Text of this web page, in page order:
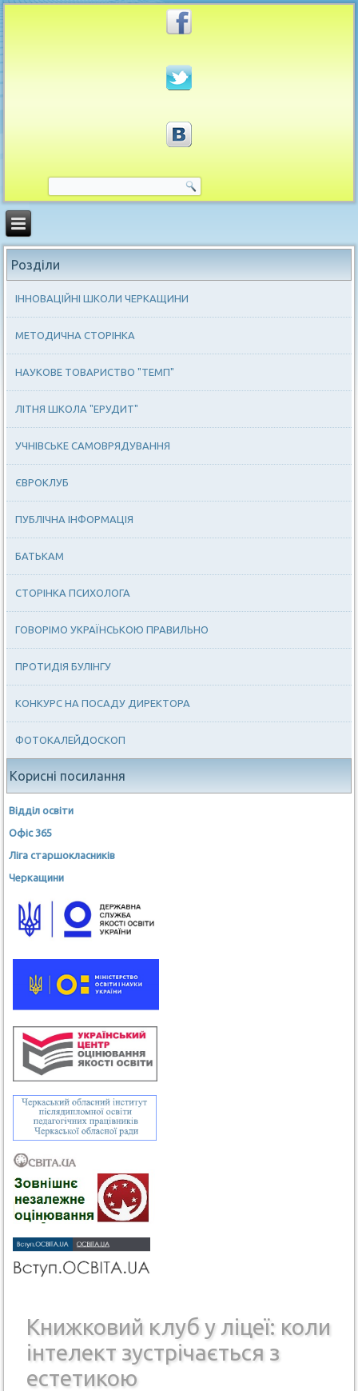
Розділи
ІННОВАЦІЙНІ ШКОЛИ ЧЕРКАЩИНИ
МЕТОДИЧНА СТОРІНКА
НАУКОВЕ ТОВАРИСТВО "ТЕМП"
ЛІТНЯ ШКОЛА "ЕРУДИТ"
УЧНІВСЬКЕ САМОВРЯДУВАННЯ
ЄВРОКЛУБ
ПУБЛІЧНА ІНФОРМАЦІЯ
БАТЬКАМ
СТОРІНКА ПСИХОЛОГА
ГОВОРІМО УКРАЇНСЬКОЮ ПРАВИЛЬНО
ПРОТИДІЯ БУЛІНГУ
КОНКУРС НА ПОСАДУ ДИРЕКТОРА
ФОТОКАЛЕЙДОСКОП
Корисні посилання
Відділ освіти
Офіс 365
Ліга старшокласників
Черкащини
Книжковий клуб у ліцеї: коли
інтелект зустрічається з
естетикою